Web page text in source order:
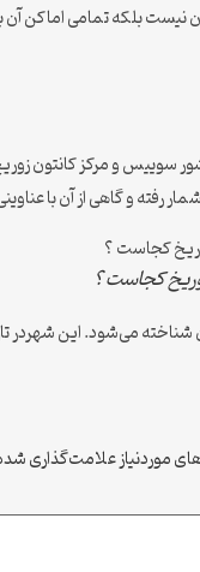
نیست بلکه تمامی
رفته و گاهی از آن با
سال ۱۳۹۴ به عنوان گران‌قیمت‌ترین شهر جهان شناخته
موردنیاز علامت‌گذاری